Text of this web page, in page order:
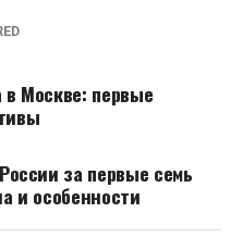
Москве: первые
за первые семь
и особенности